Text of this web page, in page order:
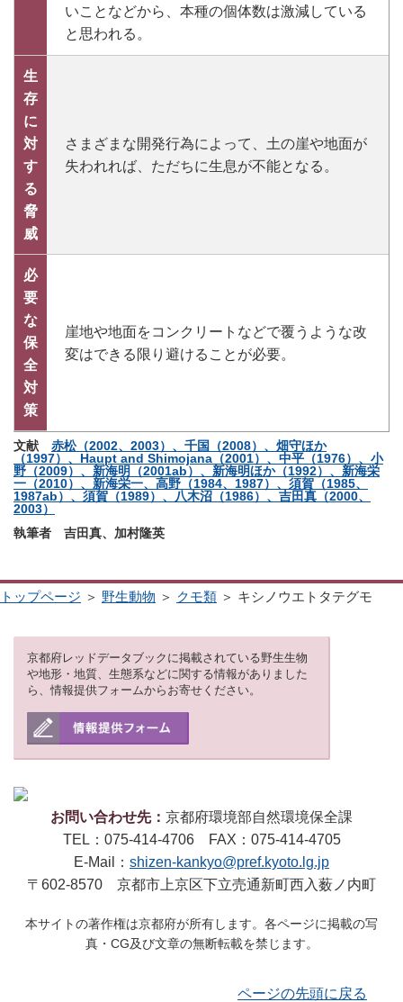
いことなどから、本種の個体数は激減している
と思われる。
生
存
に
対
す
る
脅
威
さまざまな開発行為によって、土の崖や地面が
失われれば、ただちに生息が不能となる。
必
要
な
保
全
対
策
崖地や地面をコンクリートなどで覆うような改
変はできる限り避けることが必要。
文献 赤松（2002、2003）、千国（2008）、畑守ほか
（1997）、Haupt and Shimojana（2001）、中平（1976）、小
野（2009）、新海明（2001ab）、新海明ほか（1992）、新海栄
一（2010）、新海栄一、高野（1984、1987）、須賀（1985、
1987ab）、須賀（1989）、八木沼（1986）、吉田真（2000、
2003）
執筆者 吉田真、加村隆英
トップページ ＞ 野生動物 ＞ クモ類 ＞ キシノウエトタテグモ
京都府レッドデータブックに掲載されている野生生物
や地形・地質、生態系などに関する情報がありました
ら、情報提供フォームからお寄せください。
お問い合わせ先： 京都府環境部自然環境保全課
TEL：075-414-4706 FAX：075-414-4705
E-Mail： shizen-kankyo@pref.kyoto.lg.jp
〒602-8570 京都市上京区下立売通新町西入薮ノ内町
本サイトの著作権は京都府が所有します。各ページに掲載の写
真・CG及び文章の無断転載を禁じます。
ページの先頭に戻る